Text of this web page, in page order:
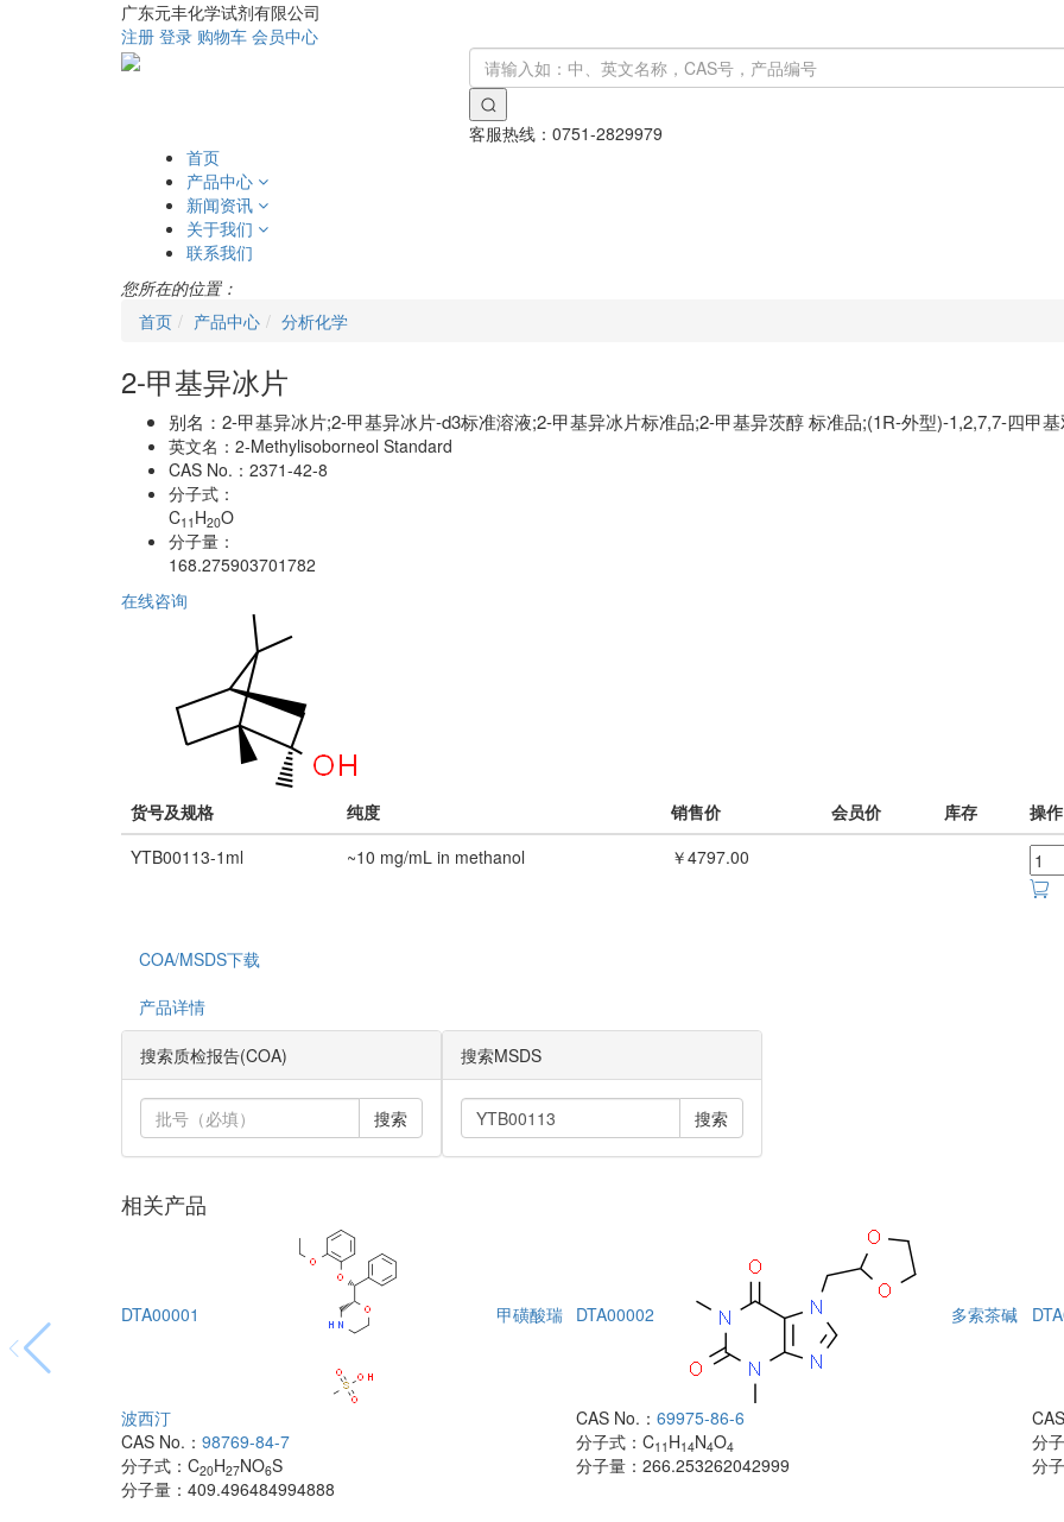
广东元丰化学试剂有限公司
注册 登录 购物车 会员中心
客服热线： 0751-2829979
首页
产品中心
新闻资讯
关于我们
联系我们
您所在的位置：
首页
产品中心 分析化学
2-甲基异冰片
别名： 2-甲基异冰片;2-甲基异冰片-d3标准溶液;2-甲基异冰片标准品;2-甲基异茨醇 标准品;(1R-外型)-1,2,7,7-四甲
英文名： 2-Methylisoborneol Standard
CAS No.： 2371-42-8
分子式：
C11 H20O
分子量：
168.275903701782
在线咨询
货号及规格 纯度 销售价 会员价 库存
操作
YTB00113-1ml
~10 mg/mL in methanol ￥4797.00
COA/MSDS下载
产品详情
搜索质检报告(COA)
搜索
搜索MSDS
搜索
相关产品
DTA00001 甲磺酸瑞
波西汀
CAS No.： 98769-84-7
分子式： C20H27NO6S
分子量： 409.496484994888
DTA00002 多索茶碱
CAS No.：69975-86-6
分子式：C11 H14N4O4
分子量：266.253262042999
分
分